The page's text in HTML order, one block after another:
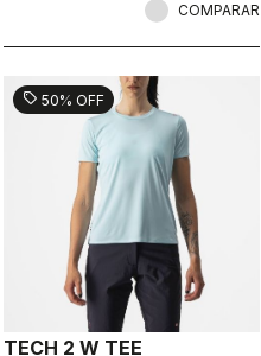
COMPARAR
sell 50% OFF
TECH 2 W TEE